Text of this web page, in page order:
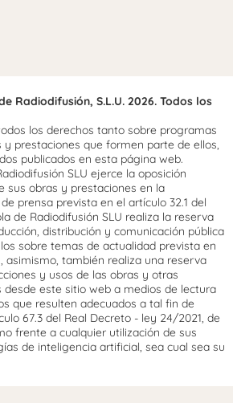
Radiodifusión, S.L.U. 2026. Todos los
los derechos tanto sobre programas
y prestaciones que formen parte de ellos,
publicados en esta página web.
SLU ejerce la oposición
sus obras y prestaciones en la
prensa prevista en el artículo 32.1 del
de Radiodifusión SLU realiza la reserva
distribución y comunicación pública
sobre temas de actualidad prevista en
asimismo, también realiza una reserva
y usos de las obras y otras
desde este sitio web a medios de lectura
que resulten adecuados a tal fin de
67.3 del Real Decreto - ley 24/2021, de
frente a cualquier utilización de sus
de inteligencia artificial, sea cual sea su